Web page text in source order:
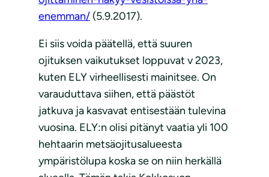
enemman/ (5.9.2017).
Ei siis voida päätellä, että suuren
ojituksen vaikutukset loppuvat v 2023,
kuten ELY virheellisesti mainitsee. On
varauduttava siihen, että päästöt
jatkuva ja kasvavat entisestään tulevina
vuosina. ELY:n olisi pitänyt vaatia yli 100
hehtaarin metsäojitusalueesta
ympäristölupa koska se on niin herkällä